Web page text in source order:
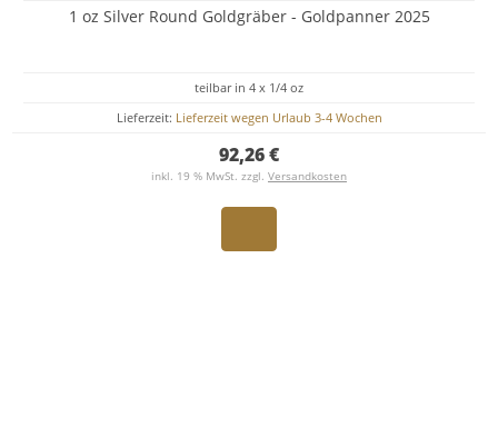
1 oz Silver Round Goldgräber - Goldpanner 2025
teilbar in 4 x 1/4 oz
Lieferzeit: Lieferzeit wegen Urlaub 3-4 Wochen
92,26 €
inkl. 19 % MwSt. zzgl. Versandkosten